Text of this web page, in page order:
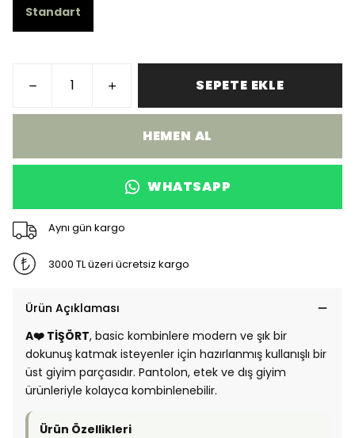
Standart
SEPETE EKLE
HEMEN AL
WHATSAPP
Aynı gün kargo
3000 TL üzeri ücretsiz kargo
Ürün Açıklaması
A❤️ TİŞÖRT, basic kombinlere modern ve şık bir
dokunuş katmak isteyenler için hazırlanmış kullanışlı bir
üst giyim parçasıdır. Pantolon, etek ve dış giyim
ürünleriyle kolayca kombinlenebilir.
Ürün Özellikleri